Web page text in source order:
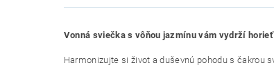
Vonná sviečka s vôňou jazmínu vám vydrží
Harmonizujte si život a duševnú pohodu s čakrou